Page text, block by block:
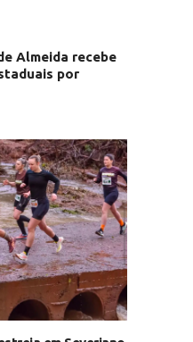
Almeida recebe
por